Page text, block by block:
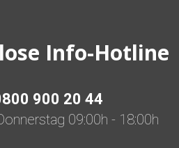
Info-Hotline
900 20 44
09:00h - 18:00h